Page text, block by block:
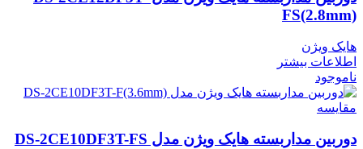
FS(2.8mm)
هایک ویژن
اطلاعات بیشتر
ناموجود
مقایسه
دوربین مداربسته هایک ویژن مدل DS-2CE10DF3T-FS